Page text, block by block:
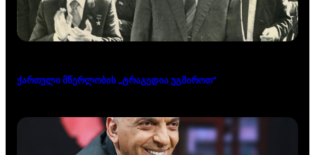
ქართული მწერლობის „ტრაგედია უგმიროთ“